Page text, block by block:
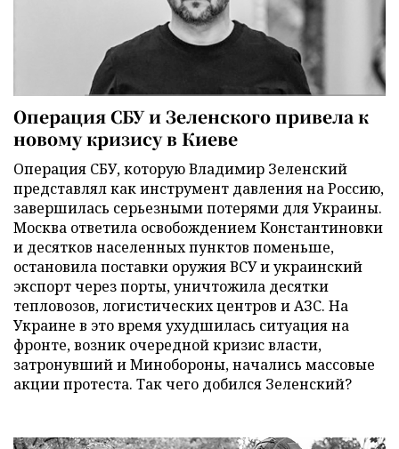
Операция СБУ и Зеленского привела к
новому кризису в Киеве
Операция СБУ, которую Владимир Зеленский
представлял как инструмент давления на Россию,
завершилась серьезными потерями для Украины.
Москва ответила освобождением Константиновки
и десятков населенных пунктов поменьше,
остановила поставки оружия ВСУ и украинский
экспорт через порты, уничтожила десятки
тепловозов, логистических центров и АЗС. На
Украине в это время ухудшилась ситуация на
фронте, возник очередной кризис власти,
затронувший и Минобороны, начались массовые
акции протеста. Так чего добился Зеленский?